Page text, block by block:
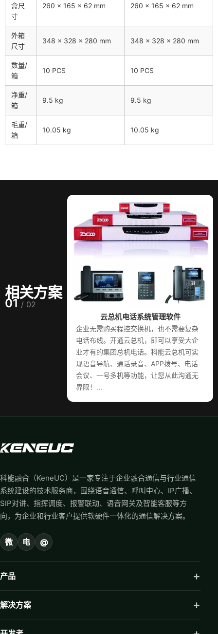
盒尺
寸
260 × 165 × 62 mm 260 × 165 × 62 mm
外箱
尺寸
348 × 328 × 280 mm 348 × 328 × 280 mm
数量/
箱
10 PCS 10 PCS
净重/
箱
9.5 kg 9.5 kg
毛重/
箱
10.05 kg 10.05 kg
相关方案
01 / 02
云总机电话系统管理软件
企业无需购买程控交换机，也不需要复杂
电话布线。开通云总机，即可以享受大企
业才有的集团总机电话。科能云总机可实
现语音导航、通话录音、APP拨号、电话
会议、一号多机等功能，让您从此沟通无
界限！...
科能融合（KeneUC）是一家专注于企业融合通信与行业通信
系统建设的技术服务商，围绕语音通信、呼叫中心、IP广播、
SIP对讲、指挥调度、报警联动、语音网关及智能客服等方
向，为企业和行业客户提供软硬件一体化的通信解决方案。
微 电 @
产品
解决方案